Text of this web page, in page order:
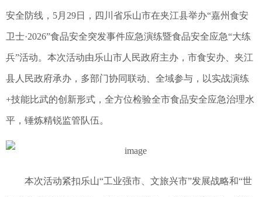
安全防线，5月29日，四川省乐山市在夹江县举办“嘉州食安
卫士·2026”食品安全突发事件应急演练暨食品安全应急“大练
兵”活动。本次活动由乐山市人民政府主办，市食安办、夹江
县人民政府承办，多部门协同联动、全域参与，以实战演练
+技能比武的创新形式，全方位检验全市食品安全应急治理水
平，锤炼精锐监管队伍。
本次活动紧扣乐山“工业强市、文旅兴市”发展战略和“世